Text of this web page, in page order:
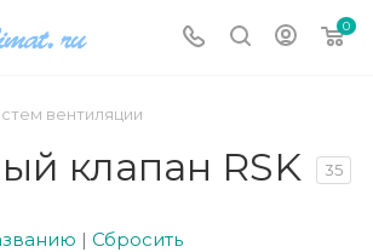
0
вентиляции
клапан RSK 35
| Сбросить